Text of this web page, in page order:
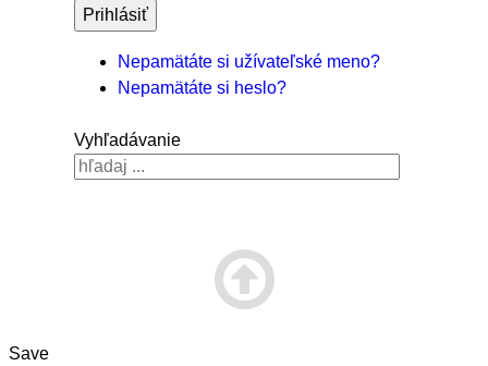
Prihlásiť
Nepamätáte si užívateľské meno?
Nepamätáte si heslo?
Vyhľadávanie
Save